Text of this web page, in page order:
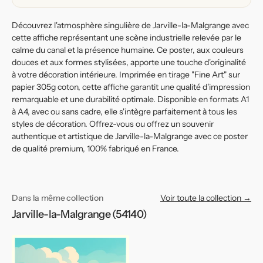
de
l&#39;eau
de
l&#39;eau
Découvrez l'atmosphère singulière de Jarville-la-Malgrange avec
cette affiche représentant une scène industrielle relevée par le
calme du canal et la présence humaine. Ce poster, aux couleurs
douces et aux formes stylisées, apporte une touche d'originalité
à votre décoration intérieure. Imprimée en tirage "Fine Art" sur
papier 305g coton, cette affiche garantit une qualité d'impression
remarquable et une durabilité optimale. Disponible en formats A1
à A4, avec ou sans cadre, elle s'intègre parfaitement à tous les
styles de décoration. Offrez-vous ou offrez un souvenir
authentique et artistique de Jarville-la-Malgrange avec ce poster
de qualité premium, 100% fabriqué en France.
Dans la même collection
Jarville-la-Malgrange (54140)
Voir toute la collection →
Affiche